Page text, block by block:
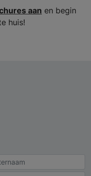
aan en begin
huis!